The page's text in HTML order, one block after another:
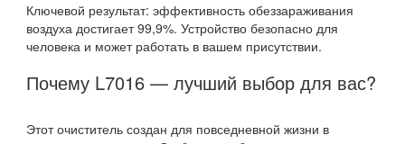
Ключевой результат: эффективность обеззараживания
воздуха достигает 99,9%. Устройство безопасно для
человека и может работать в вашем присутствии.
Почему L7016 — лучший выбор для вас?
Этот очиститель создан для повседневной жизни в